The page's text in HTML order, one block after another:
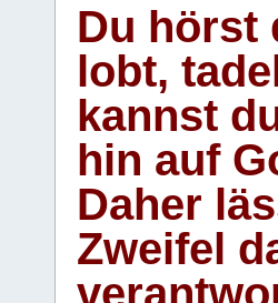
Du hörst
lobt,
kannst
hin auf
Daher
Zweifel